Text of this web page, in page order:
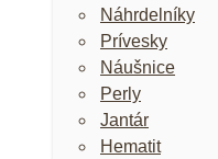
Náhrdelníky
Prívesky
Náušnice
Perly
Jantár
Hematit